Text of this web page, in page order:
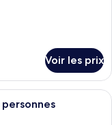
Voir les prix
coffres-forts dans les